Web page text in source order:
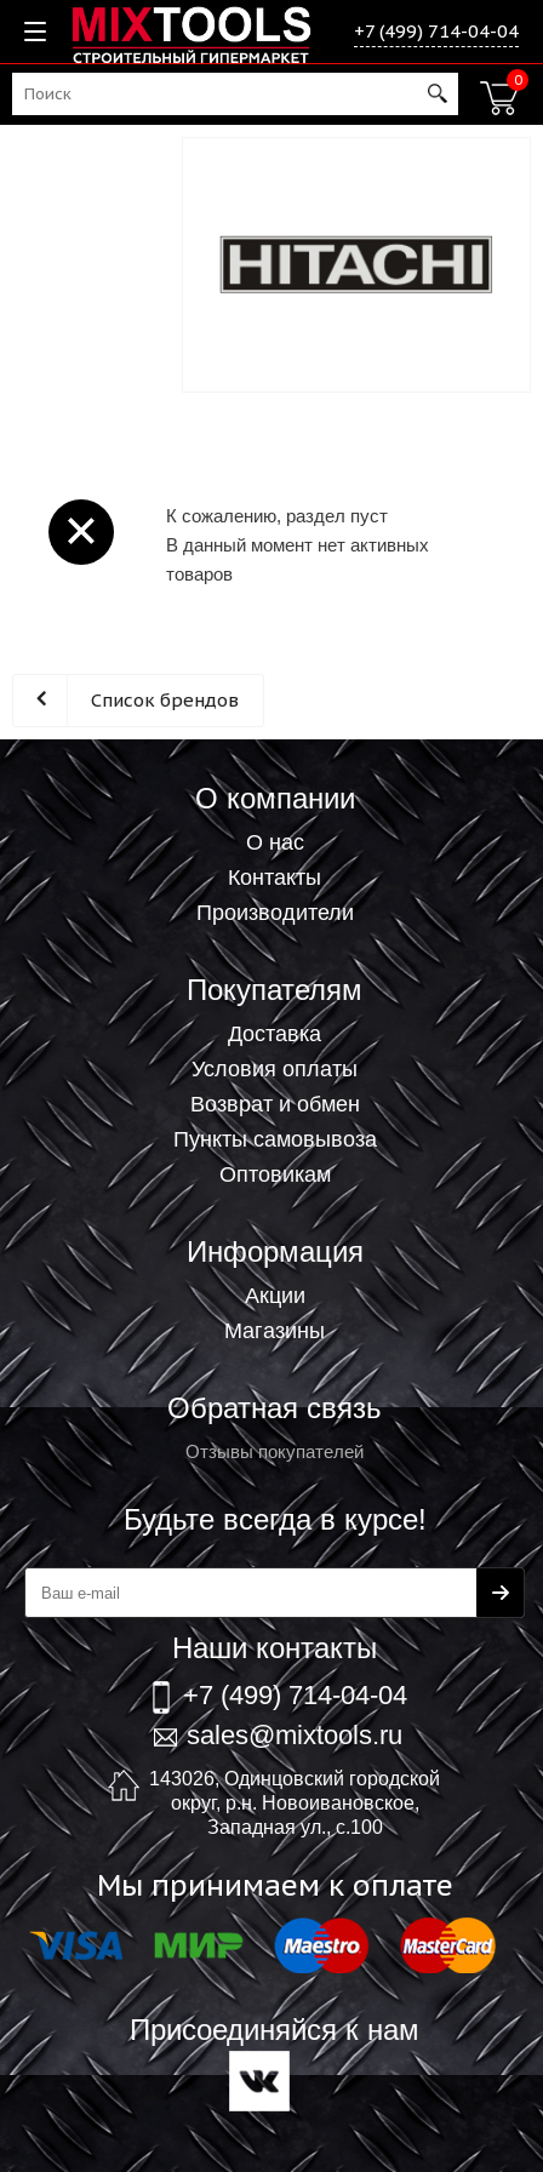
+7 (499) 714-04-04
0
К сожалению, раздел пуст
В данный момент нет активных
товаров
Список брендов
О компании
О нас
Контакты
Производители
Покупателям
Доставка
Условия оплаты
Возврат и обмен
Пункты самовывоза
Оптовикам
Информация
Акции
Магазины
Обратная связь
Отзывы покупателей
Будьте всегда в курсе!
Наши контакты
+7 (499) 714-04-04
sales@mixtools.ru
143026, Одинцовский городской
округ, р.н. Новоивановское,
Западная ул., с.100
Мы принимаем к оплате
Присоединяйся к нам